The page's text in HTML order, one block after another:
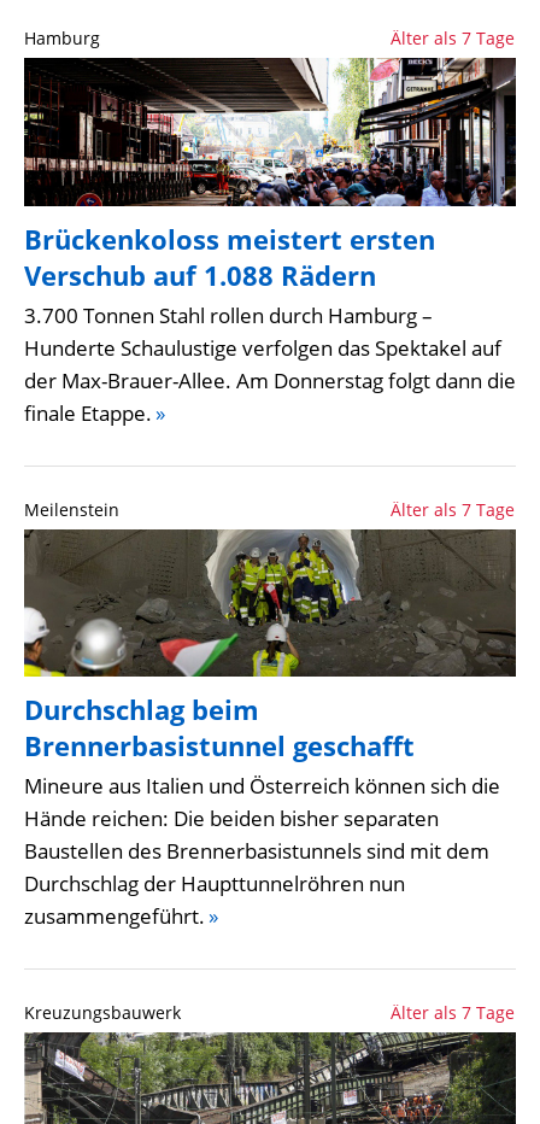
Hamburg Älter als 7 Tage
Brückenkoloss meistert ersten
Verschub auf 1.088 Rädern
3.700 Tonnen Stahl rollen durch Hamburg –
Hunderte Schaulustige verfolgen das Spektakel auf
der Max-Brauer-Allee. Am Donnerstag folgt dann die
finale Etappe.»
Meilenstein Älter als 7 Tage
Durchschlag beim
Brennerbasistunnel geschafft
Mineure aus Italien und Österreich können sich die
Hände reichen: Die beiden bisher separaten
Baustellen des Brennerbasistunnels sind mit dem
Durchschlag der Haupttunnelröhren nun
zusammengeführt.»
Kreuzungsbauwerk Älter als 7 Tage